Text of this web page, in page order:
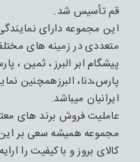
قم تأسیس شد.
این مجموعه دارای
متعددی در زمینه های
پیشگام ابر البرز ، ثمین
پارس،دنا، البرزهمچنین
ایرانیان میباشد.
عاملیت فروش برند های
مجموعه همیشه سعی بر
کالای بروز و باکیفیت را